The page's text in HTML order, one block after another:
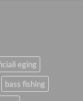
eging
bass fishing